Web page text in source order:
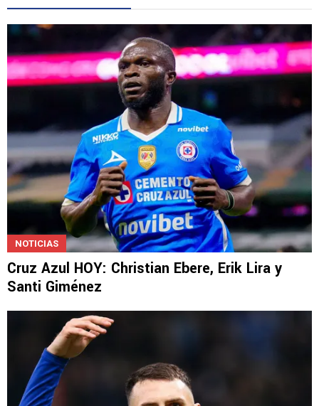
NOTICIAS
Cruz Azul HOY: Christian Ebere, Erik Lira y
Santi Giménez